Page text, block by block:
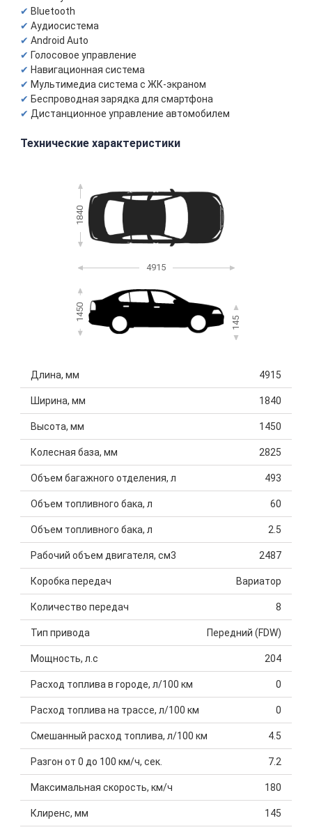
Bluetooth
Аудиосистема
Android Auto
Голосовое управление
Навигационная система
Мультимедиа система с ЖК-экраном
Беспроводная зарядка для смартфона
Дистанционное управление автомобилем
Технические характеристики
1840
4915
1450
145
Длина, мм 4915
Ширина, мм 1840
Высота, мм 1450
Колесная база, мм 2825
Объем багажного отделения, л 493
Объем топливного бака, л 60
Объем топливного бака, л 2.5
Рабочий объем двигателя, см3 2487
Коробка передач Вариатор
Количество передач 8
Тип привода Передний (FDW)
Мощность, л.с 204
Расход топлива в городе, л/100 км 0
Расход топлива на трассе, л/100 км 0
Смешанный расход топлива, л/100 км 4.5
Разгон от 0 до 100 км/ч, сек. 7.2
Максимальная скорость, км/ч 180
Клиренс, мм 145